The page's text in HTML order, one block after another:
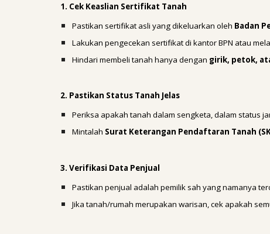
1. Cek Keaslian Sertifikat Tanah
Pastikan sertifikat asli yang dikeluarkan oleh Badan
Lakukan pengecekan sertifikat di kantor BPN atau
Hindari membeli tanah hanya dengan girik, petok,
2. Pastikan Status Tanah Jelas
Periksa apakah tanah dalam sengketa, dalam status
Mintalah Surat Keterangan Pendaftaran Tanah
3. Verifikasi Data Penjual
Pastikan penjual adalah pemilik sah yang namanya
Jika tanah/rumah merupakan warisan, cek apakah